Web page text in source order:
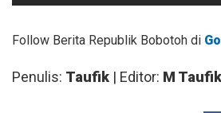
Follow Berita Republik Bobotoh di
Penulis: Taufik | Editor: M Taufik